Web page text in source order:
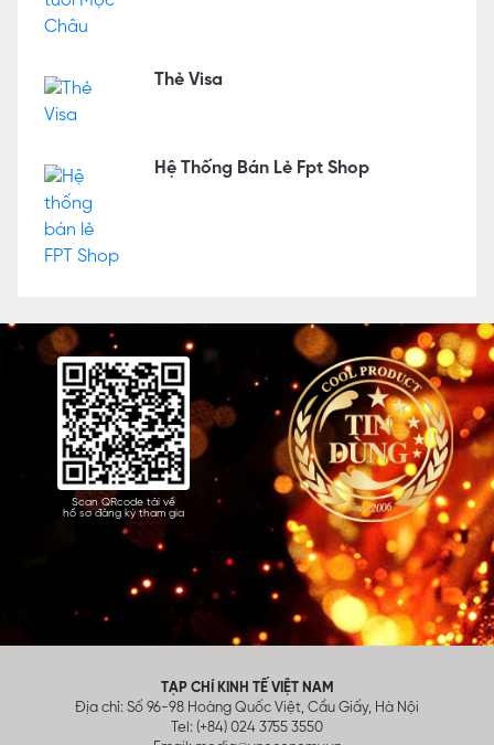
Thẻ Visa
Hệ Thống Bán Lẻ Fpt Shop
Scan QRcode tải về
hồ sơ đăng ký tham gia
TẠP CHÍ KINH TẾ VIỆT NAM
Địa chỉ: Số 96-98 Hoàng Quốc Việt, Cầu Giấy, Hà Nội
Tel: (+84) 024 3755 3550